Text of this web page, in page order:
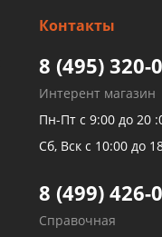
Контакты
8 (495) 320-
Интерент магазин
Пн-Пт с 9:00 до 20
Сб, Вск с 10:00 до
8 (499) 426-
Справочная